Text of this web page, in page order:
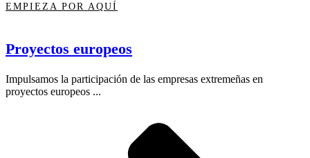
EMPIEZA POR AQUÍ
Proyectos europeos
Impulsamos la participación de las empresas extremeñas en
proyectos europeos ...